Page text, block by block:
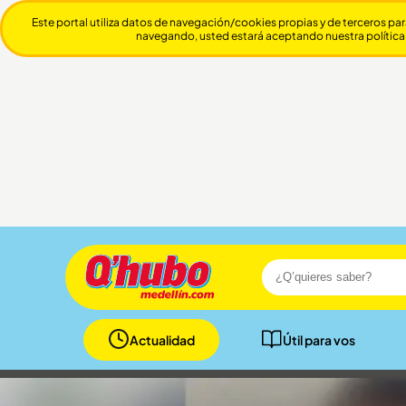
Actualidad Útil para vos
Este portal utiliza datos de navegación/cookies propias y de terceros
navegando, usted estará aceptando nuestra